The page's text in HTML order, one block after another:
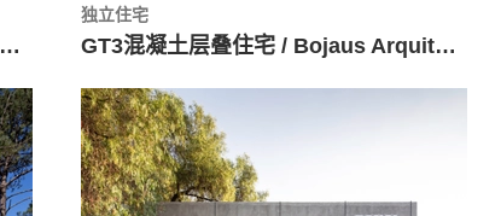
镂空花砖，BD 住宅 / Studio Arthur Casas
独立住宅
GT3混凝土层叠住宅 / Bojaus Arquitectura